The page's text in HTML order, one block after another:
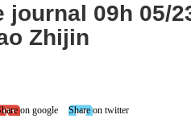
journal 09h 05/
Zhijin
on google
Share on twitter